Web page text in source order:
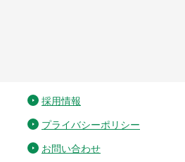
採用情報
プライバシーポリシー
お問い合わせ